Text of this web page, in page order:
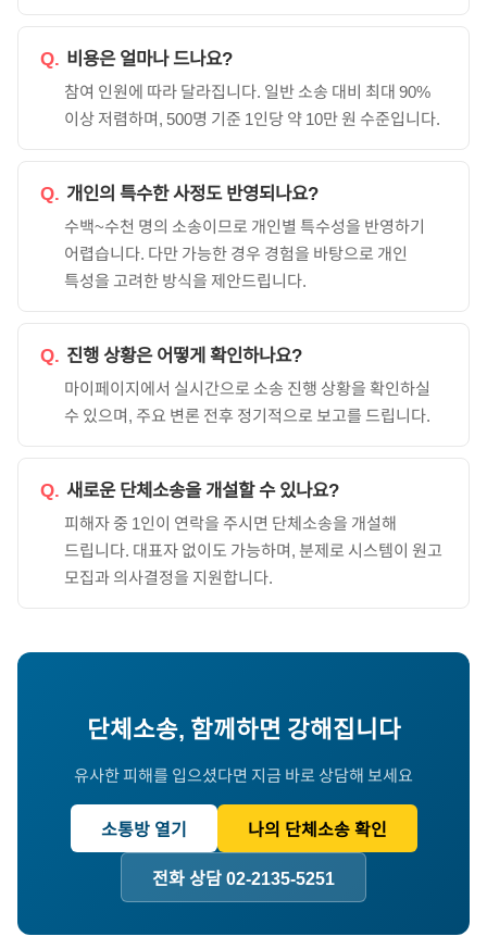
Q. 비용은 얼마나 드나요?
참여 인원에 따라 달라집니다. 일반 소송 대비 최대 90%
이상 저렴하며, 500명 기준 1인당 약 10만 원 수준입니다.
Q. 개인의 특수한 사정도 반영되나요?
수백~수천 명의 소송이므로 개인별 특수성을 반영하기
어렵습니다. 다만 가능한 경우 경험을 바탕으로 개인
특성을 고려한 방식을 제안드립니다.
Q. 진행 상황은 어떻게 확인하나요?
마이페이지에서 실시간으로 소송 진행 상황을 확인하실
수 있으며, 주요 변론 전후 정기적으로 보고를 드립니다.
Q. 새로운 단체소송을 개설할 수 있나요?
피해자 중 1인이 연락을 주시면 단체소송을 개설해
드립니다. 대표자 없이도 가능하며, 분제로 시스템이 원고
모집과 의사결정을 지원합니다.
단체소송, 함께하면 강해집니다
유사한 피해를 입으셨다면 지금 바로 상담해 보세요
소통방 열기
나의 단체소송 확인
전화 상담 02-2135-5251